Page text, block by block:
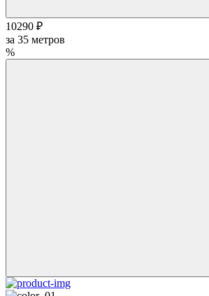
10290 ₽
за 35 метров
%